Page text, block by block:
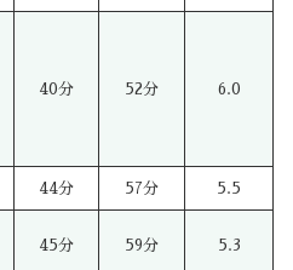
40分 52分 6.0
44分 57分 5.5
45分 59分 5.3